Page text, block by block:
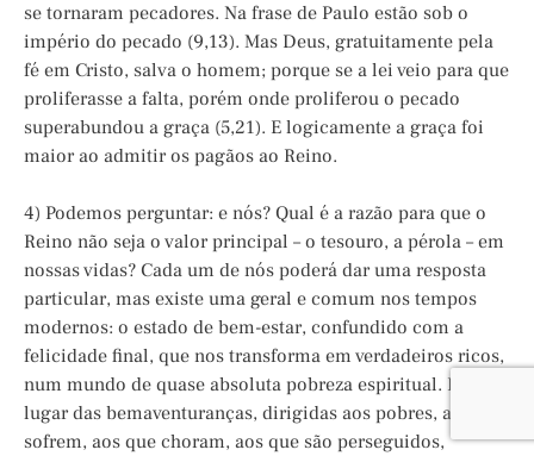
se tornaram pecadores. Na frase de Paulo estão sob o
império do pecado (9,13). Mas Deus, gratuitamente pela
fé em Cristo, salva o homem; porque se a lei veio para que
proliferasse a falta, porém onde proliferou o pecado
superabundou a graça (5,21). E logicamente a graça foi
maior ao admitir os pagãos ao Reino.
4) Podemos perguntar: e nós? Qual é a razão para que o
Reino não seja o valor principal – o tesouro, a pérola – em
nossas vidas? Cada um de nós poderá dar uma resposta
particular, mas existe uma geral e comum nos tempos
modernos: o estado de bem-estar, confundido com a
felicidade final, que nos transforma em verdadeiros ricos,
num mundo de quase absoluta pobreza espiritual. E no
lugar das bemaventuranças, dirigidas aos pobres, aos que
sofrem, aos que choram, aos que são perseguidos,